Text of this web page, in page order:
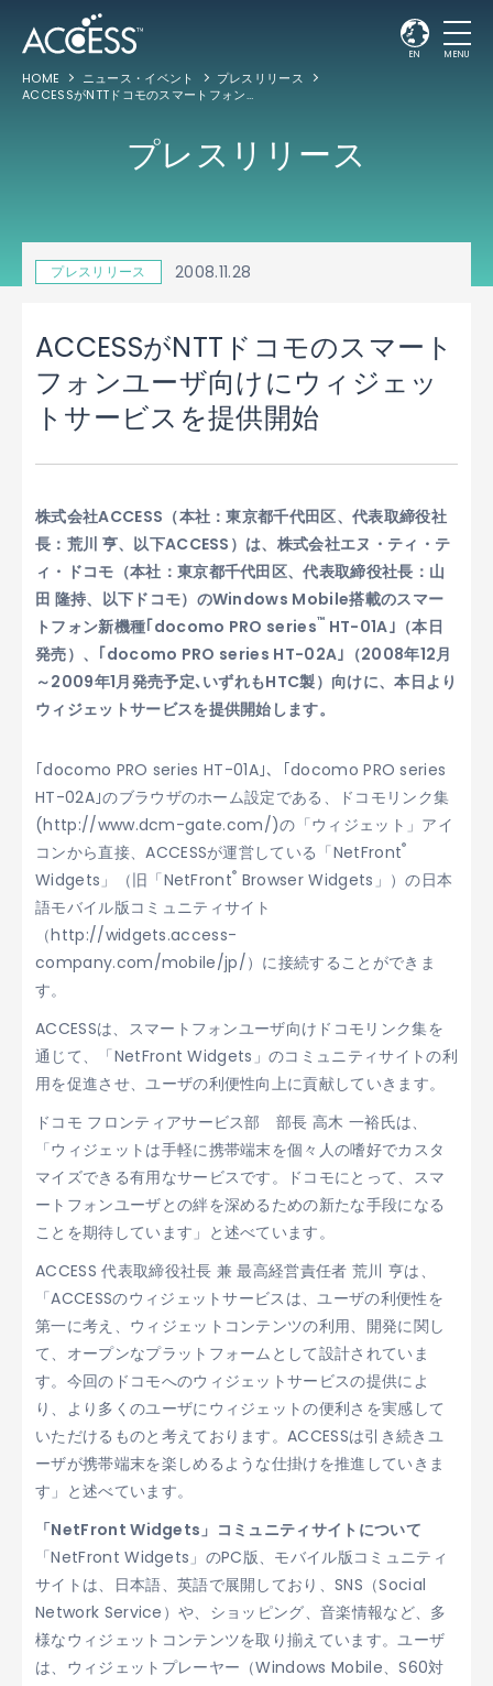
EN MENU
HOME ニュース・イベント
プレスリリース
ACCESSがNTTドコモのスマートフォンユーザ向けにウィジェットサービスを提供開始
プレスリリース
プレスリリース 2008.11.28
ACCESSがNTTドコモのスマート
フォンユーザ向けにウィジェッ
トサービスを提供開始
株式会社ACCESS（本社：東京都千代田区、代表取締役社
長：荒川 亨、以下ACCESS）は、株式会社エヌ・ティ・テ
ィ・ドコモ（本社：東京都千代田区、代表取締役社長：山
田 隆持、以下ドコモ）のWindows Mobile搭載のスマー
トフォン新機種｢docomo PRO series™ HT-01A｣（本日
発売）、｢docomo PRO series HT-02A｣（2008年12月
～2009年1月発売予定､いずれもHTC製）向けに、本日より
ウィジェットサービスを提供開始します。
｢docomo PRO series HT-01A｣、｢docomo PRO series
HT-02A｣のブラウザのホーム設定である、ドコモリンク集
(http://www.dcm-gate.com/)の「ウィジェット」アイ
コンから直接、ACCESSが運営している「NetFront®
Widgets」（旧「NetFront® Browser Widgets」）の日本
語モバイル版コミュニティサイト
（http://widgets.access-
company.com/mobile/jp/）に接続することができま
す。
ACCESSは、スマートフォンユーザ向けドコモリンク集を
通じて、「NetFront Widgets」のコミュニティサイトの利
用を促進させ、ユーザの利便性向上に貢献していきます。
ドコモ フロンティアサービス部 部長 高木 一裕氏は、
「ウィジェットは手軽に携帯端末を個々人の嗜好でカスタ
マイズできる有用なサービスです。ドコモにとって、スマ
ートフォンユーザとの絆を深めるための新たな手段になる
ことを期待しています」と述べています。
ACCESS 代表取締役社長 兼 最高経営責任者 荒川 亨は、
「ACCESSのウィジェットサービスは、ユーザの利便性を
第一に考え、ウィジェットコンテンツの利用、開発に関し
て、オープンなプラットフォームとして設計されていま
す。今回のドコモへのウィジェットサービスの提供によ
り、より多くのユーザにウィジェットの便利さを実感して
いただけるものと考えております。ACCESSは引き続きユ
ーザが携帯端末を楽しめるような仕掛けを推進していきま
す」と述べています。
「NetFront Widgets」コミュニティサイトについて
「NetFront Widgets」のPC版、モバイル版コミュニティ
サイトは、日本語、英語で展開しており、SNS（Social
Network Service）や、ショッピング、音楽情報など、多
様なウィジェットコンテンツを取り揃えています。ユーザ
は、ウィジェットプレーヤー（Windows Mobile、S60対